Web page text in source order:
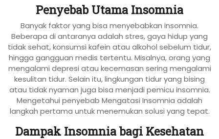
Penyebab Utama Insomnia
Banyak faktor yang bisa menyebabkan insomnia.
Beberapa di antaranya adalah stres, gaya hidup yang
tidak sehat, konsumsi kafein atau alkohol sebelum tidur,
hingga gangguan medis tertentu. Misalnya, orang yang
mengalami depresi atau kecemasan sering mengalami
kesulitan tidur. Selain itu, lingkungan tidur yang bising
atau tidak nyaman juga bisa menjadi pemicu insomnia.
Mengetahui penyebab Mengatasi Insomnia adalah
langkah pertama untuk menemukan solusi yang tepat.
Dampak Insomnia bagi Kesehatan